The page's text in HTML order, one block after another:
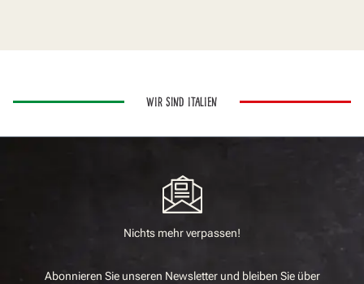
WIR SIND ITALIEN
Nichts mehr verpassen!
Abonnieren Sie unseren Newsletter und bleiben Sie über